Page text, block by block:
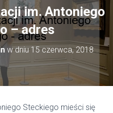
im. Antoniego
– adres
w dniu15 czerwca, 2018
Steckiego mieści się